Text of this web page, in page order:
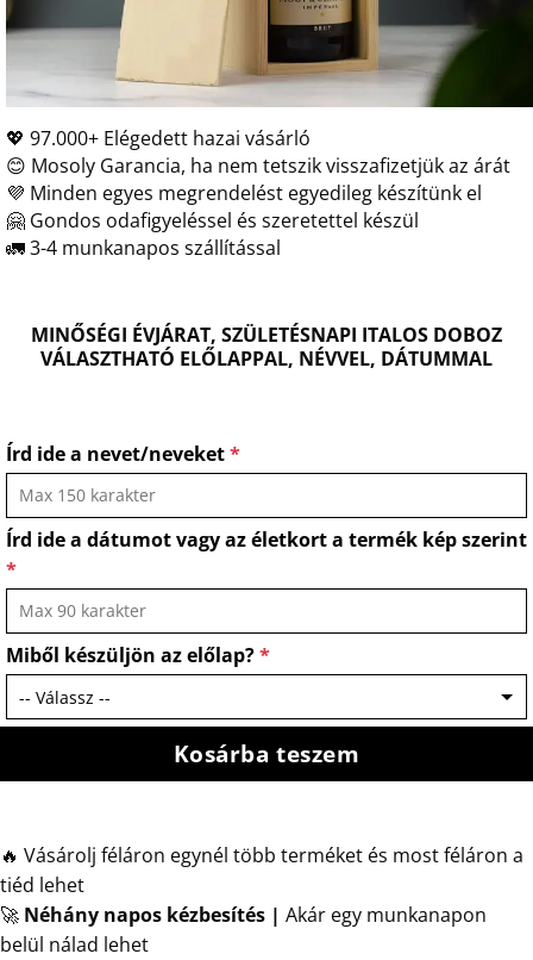
💖 97.000+ Elégedett hazai vásárló
😊 Mosoly Garancia, ha nem tetszik visszafizetjük az árát
💜 Minden egyes megrendelést egyedileg készítünk el
🤗 Gondos odafigyeléssel és szeretettel készül
🚛 3-4 munkanapos szállítással
MINŐSÉGI ÉVJÁRAT, SZÜLETÉSNAPI ITALOS DOBOZ
VÁLASZTHATÓ ELŐLAPPAL, NÉVVEL, DÁTUMMAL
Írd ide a nevet/neveket*
Írd ide a dátumot vagy az életkort a termék kép szerint
*
Miből készüljön az előlap?*
Kosárba teszem
🔥 Vásárolj féláron egynél több terméket és most féláron a
tiéd lehet
🚀 Néhány napos kézbesítés | Akár egy munkanapon
belül nálad lehet